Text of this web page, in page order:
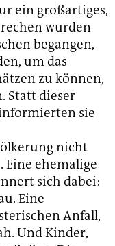
ein großartiges,
wurden
begangen,
um das
zu können,
Statt dieser
sie
nicht
Eine ehemalige
sich dabei:
Eine
Anfall,
Und Kinder,